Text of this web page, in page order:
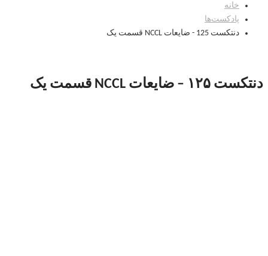
خانه
پادکست‌‌ها
دنتکست 125 - ضایعات NCCL قسمت یک
دنتکست ۱۲۵ – ضایعات NCCL قسمت یک